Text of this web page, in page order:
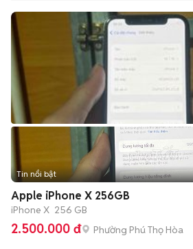
Tin nổi bật
Apple iPhone X 256GB
iPhone X 256 GB
2.500.000 đ Phường Phú Thọ Hòa